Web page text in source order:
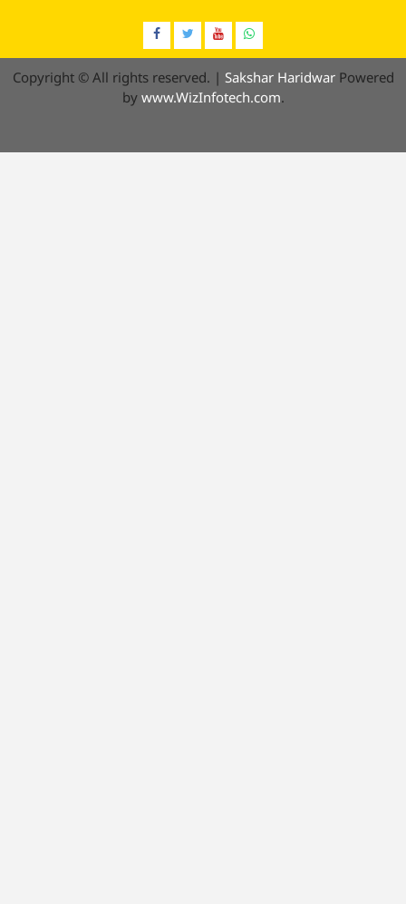
Facebook
TwitterYouTubeWhatsap
Copyright © All rights reserved. | Sakshar HaridwarPowered
by www.WizInfotech.com.